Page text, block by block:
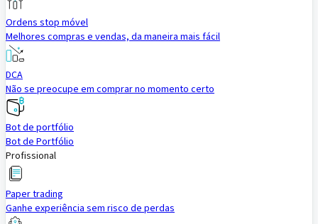
Ordens stop móvel
Melhores compras e vendas, da maneira mais fácil
DCA
Não se preocupe em comprar no momento certo
Bot de portfólio
Bot de Portfólio
Profissional
Paper trading
Ganhe experiência sem risco de perdas